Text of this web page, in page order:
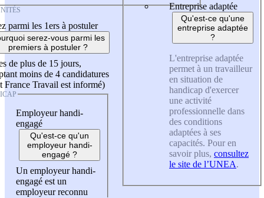
parmi les 1ers à postuler
serez-vous parmi les
premiers à postuler ?
de plus de 15 jours,
moins de 4 candidatures
France Travail est informé)
Employeur handi-
engagé
Qu'est-ce qu'un
employeur handi-
engagé ?
Un employeur handi-
engagé est un
employeur reconnu
Entreprise adaptée
Qu'est-ce qu'une
entreprise adaptée
?
L'entreprise adaptée
permet à un travailleur
en situation de
handicap d'exercer
une activité
professionnelle dans
des conditions
adaptées à ses
capacités. Pour en
savoir plus, consultez
le site de l’UNEA.